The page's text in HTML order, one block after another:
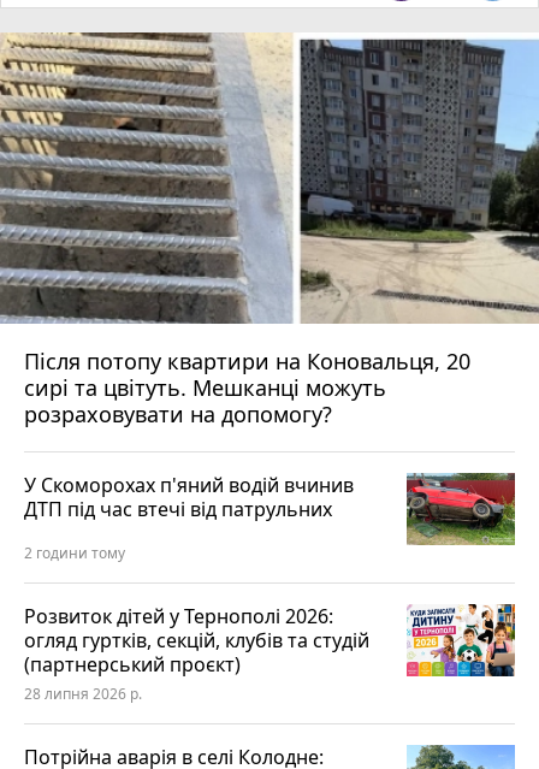
Після потопу квартири на Коновальця, 20
сирі та цвітуть. Мешканці можуть
розраховувати на допомогу?
У Скоморохах п'яний водій вчинив
ДТП під час втечі від патрульних
2 години тому
Розвиток дітей у Тернополі 2026:
огляд гуртків, секцій, клубів та студій
(партнерський проєкт)
28 липня 2026 р.
Потрійна аварія в селі Колодне: